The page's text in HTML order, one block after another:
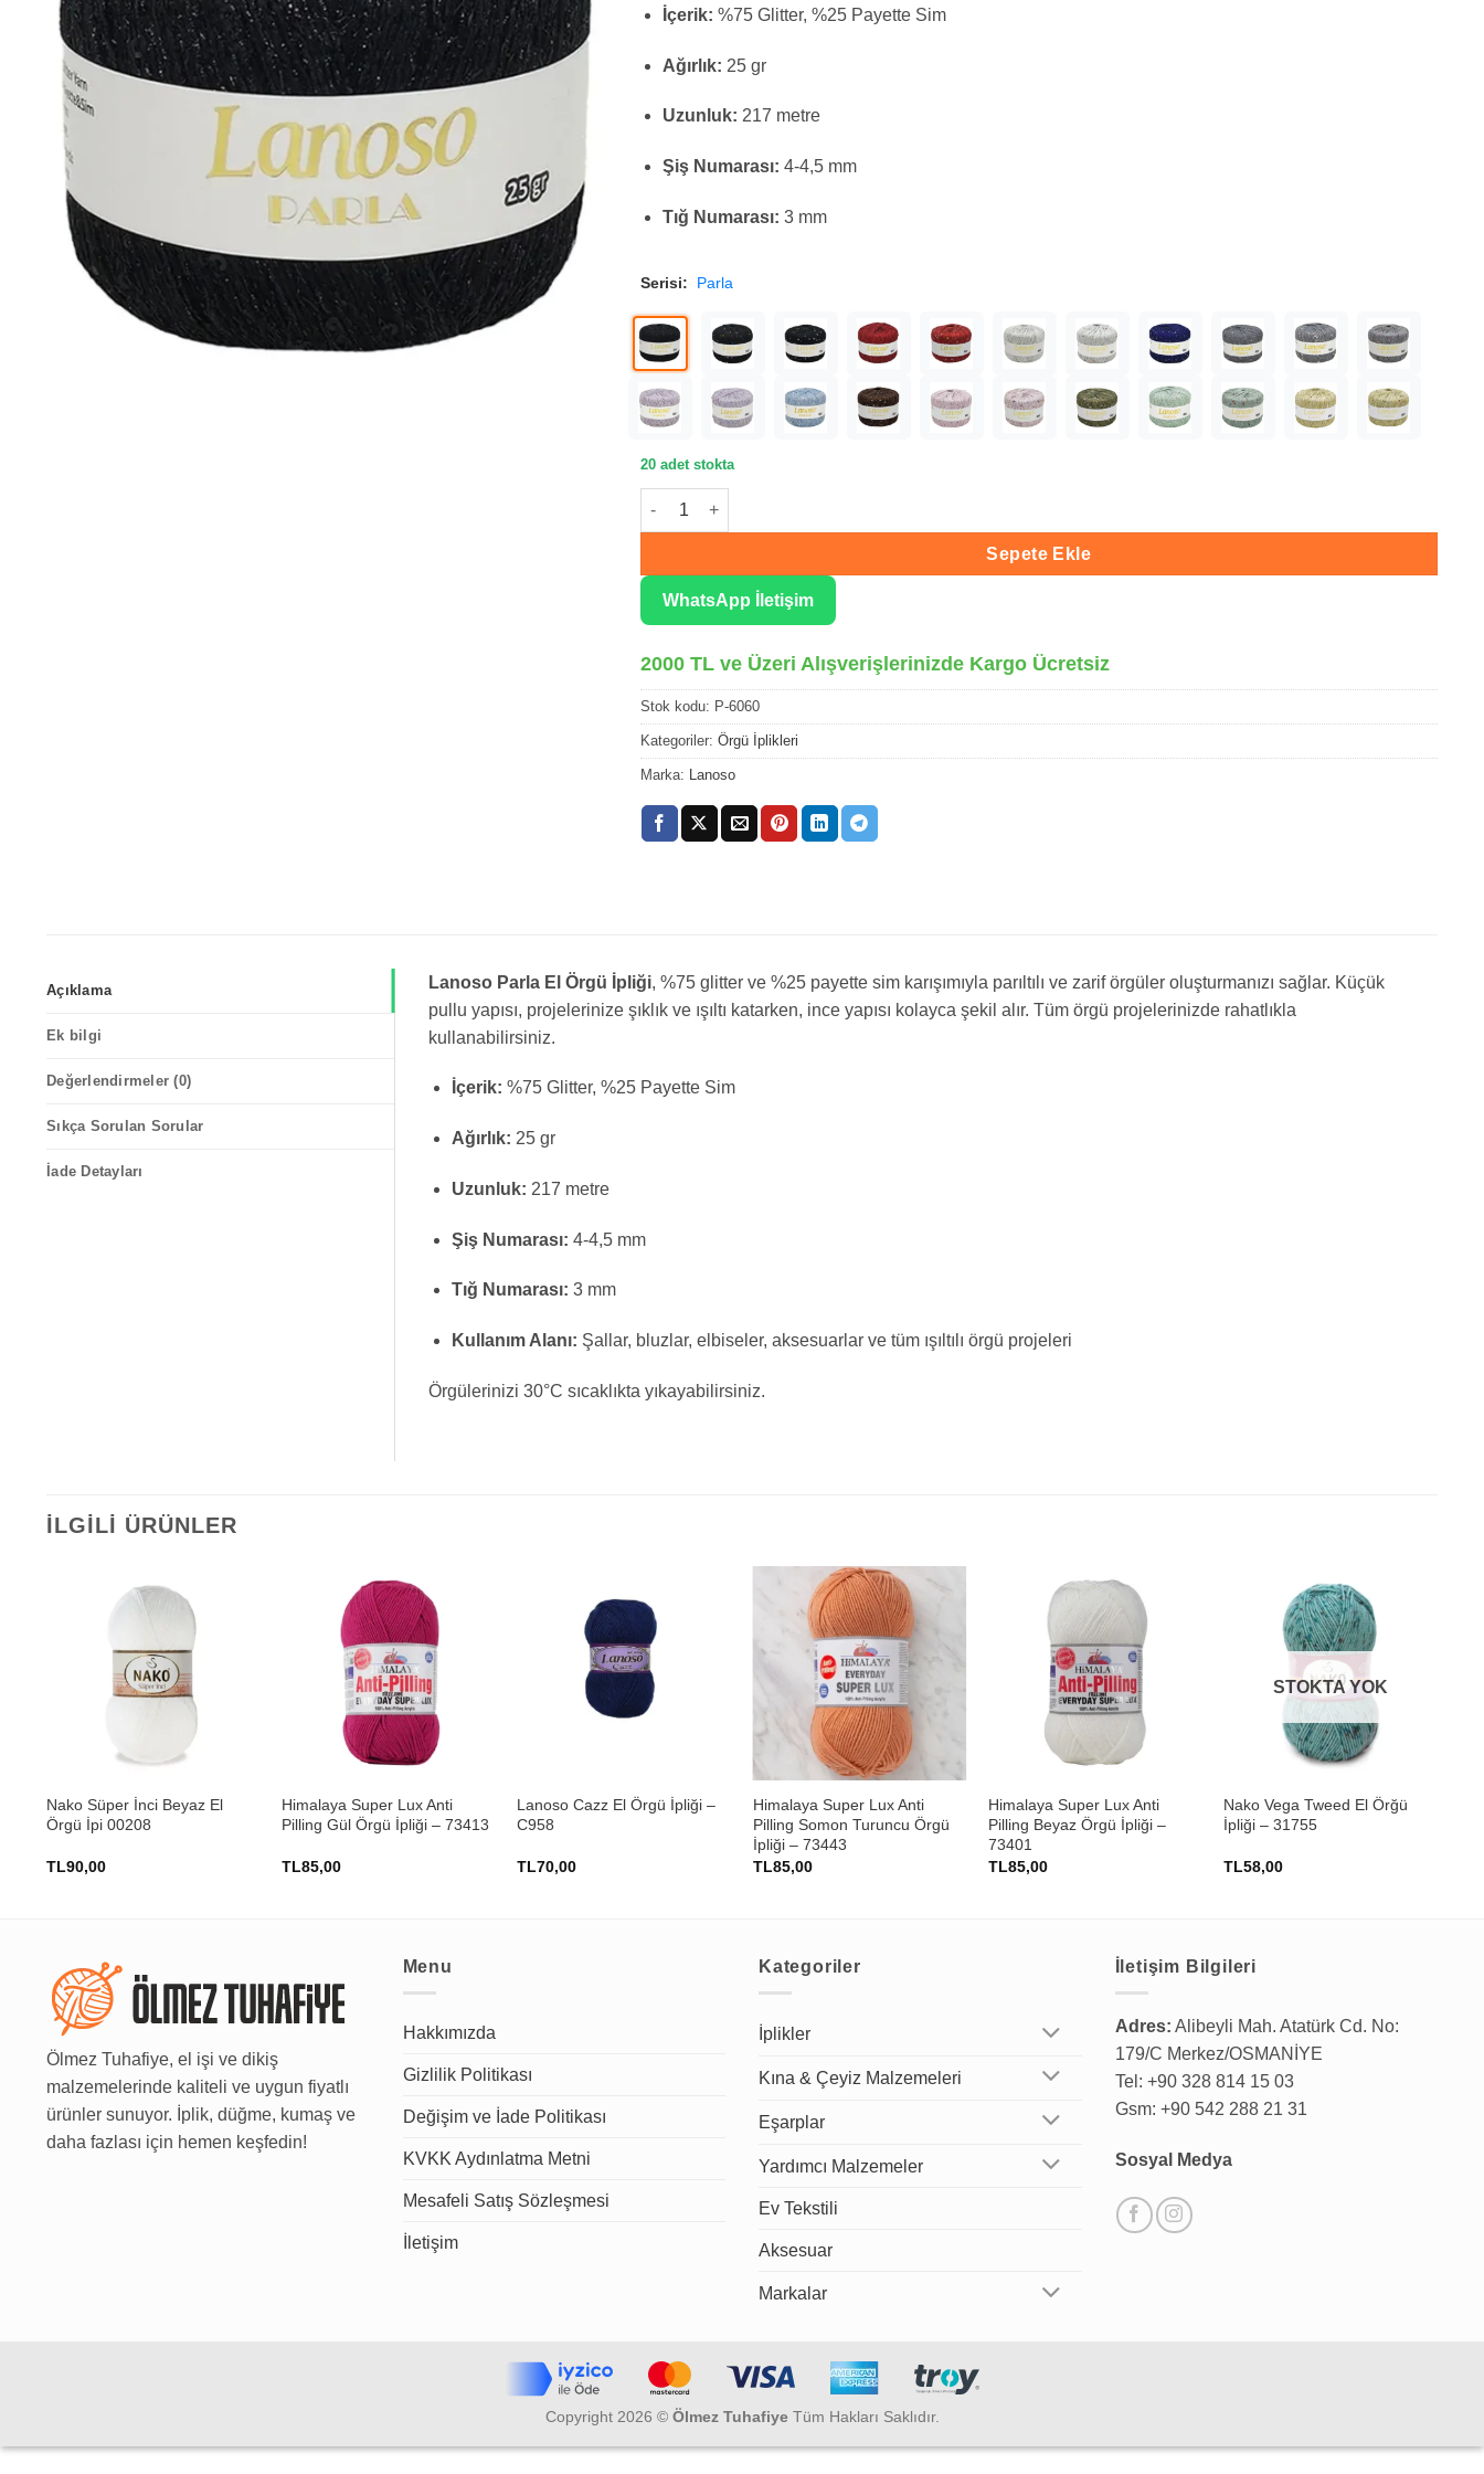
İçerik: %75 Glitter, %25 Payette Sim
Ağırlık: 25 gr
Uzunluk: 217 metre
Şiş Numarası: 4-4,5 mm
Tığ Numarası: 3 mm
Serisi: Parla
20 adet stokta
Lanoso Parla El Örgü İpliği 6060 adet
Sepete Ekle
WhatsApp İletişim
2000 TL ve Üzeri Alışverişlerinizde Kargo Ücretsiz
Stok kodu: P-6060
Kategoriler: Örgü İplikleri
Marka: Lanoso
Açıklama
Ek bilgi
Değerlendirmeler (0)
Sıkça Sorulan Sorular
İade Detayları
Lanoso Parla El Örgü İpliği, %75 glitter ve %25 payette sim karışımıyla parıltılı ve zarif örgüler oluşturmanızı sağlar. Küçük
pullu yapısı, projelerinize şıklık ve ışıltı katarken, ince yapısı kolayca şekil alır. Tüm örgü projelerinizde rahatlıkla
kullanabilirsiniz.
İçerik: %75 Glitter, %25 Payette Sim
Ağırlık: 25 gr
Uzunluk: 217 metre
Şiş Numarası: 4-4,5 mm
Tığ Numarası: 3 mm
Kullanım Alanı: Şallar, bluzlar, elbiseler, aksesuarlar ve tüm ışıltılı örgü projeleri
Örgülerinizi 30°C sıcaklıkta yıkayabilirsiniz.
İLGILI ÜRÜNLER
Nako Süper İnci Beyaz El
Örgü İpi 00208
TL90,00
Himalaya Super Lux Anti
Pilling Gül Örgü İpliği – 73413
TL85,00
Lanoso Cazz El Örgü İpliği –
C958
TL70,00
Himalaya Super Lux Anti
Pilling Somon Turuncu Örgü
İpliği – 73443
TL85,00
Himalaya Super Lux Anti
Pilling Beyaz Örgü İpliği –
73401
TL85,00
STOKTA YOK
Nako Vega Tweed El Örğü
İpliği – 31755
TL58,00
Ölmez Tuhafiye, el işi ve dikiş
malzemelerinde kaliteli ve uygun fiyatlı
ürünler sunuyor. İplik, düğme, kumaş ve
daha fazlası için hemen keşfedin!
Menu
Hakkımızda
Gizlilik Politikası
Değişim ve İade Politikası
KVKK Aydınlatma Metni
Mesafeli Satış Sözleşmesi
İletişim
Kategoriler
İplikler
Kına & Çeyiz Malzemeleri
Eşarplar
Yardımcı Malzemeler
Ev Tekstili
Aksesuar
Markalar
İletişim Bilgileri
Adres: Alibeyli Mah. Atatürk Cd. No:
179/C Merkez/OSMANİYE
Tel: +90 328 814 15 03
Gsm: +90 542 288 21 31
Sosyal Medya
Copyright 2026 © Ölmez TuhafiyeTüm Hakları Saklıdır.